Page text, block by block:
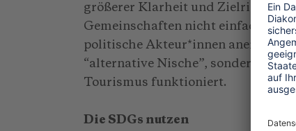
größerer Klarheit und
Gemeinschaften nicht einfach nur
politische Akteur*innen anerkannt
“alternative Nische”, sondern
Tourismus funktioniert.
Die SDGs nutzen